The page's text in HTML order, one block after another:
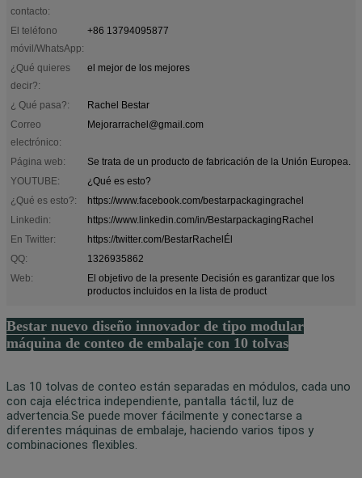
contacto:
El teléfono
móvil/WhatsApp:
+86 13794095877
¿Qué quieres
decir?:
el mejor de los mejores
¿ Qué pasa?:
Rachel Bestar
Correo
electrónico:
Mejorarrachel@gmail.com
Página web:
Se trata de un producto de fabricación de la Unión Europea.
YOUTUBE:
¿Qué es esto?
¿Qué es esto?:
https://www.facebook.com/bestarpackagingrachel
Linkedin:
https://www.linkedin.com/in/BestarpackagingRachel
En Twitter:
https://twitter.com/BestarRachelÉl
QQ:
1326935862
Web:
El objetivo de la presente Decisión es garantizar que los
productos incluidos en la lista de product
Bestar nuevo diseño innovador de tipo modular
máquina de conteo de embalaje con 10 tolvas
Las 10 tolvas de conteo están separadas en módulos, cada uno
con caja eléctrica independiente, pantalla táctil, luz de
advertencia.Se puede mover fácilmente y conectarse a
diferentes máquinas de embalaje, haciendo varios tipos y
combinaciones flexibles.